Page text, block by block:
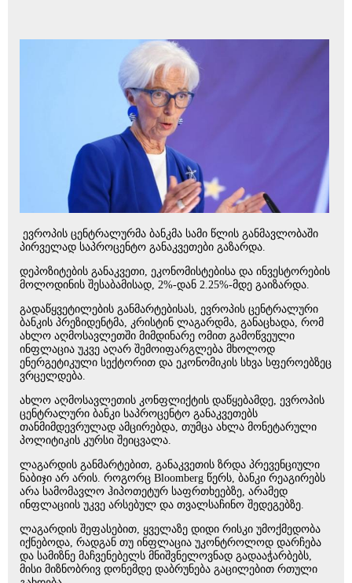
ევროპის ცენტრალურმა ბანკმა სამი წლის განმავლობაში
პირველად საპროცენტო განაკვეთები გაზარდა.
დეპოზიტების განაკვეთი, ეკონომისტებისა და ინვესტორების
მოლოდინის შესაბამისად, 2%-დან 2.25%-მდე გაიზარდა.
გადაწყვეტილების განმარტებისას, ევროპის ცენტრალური
ბანკის პრეზიდენტმა, კრისტინ ლაგარდმა, განაცხადა, რომ
ახლო აღმოსავლეთში მიმდინარე ომით გამოწვეული
ინფლაცია უკვე აღარ შემოიფარგლება მხოლოდ
ენერგეტიკული სექტორით და ეკონომიკის სხვა სფეროებზეც
ვრცელდება.
ახლო აღმოსავლეთის კონფლიქტის დაწყებამდე, ევროპის
ცენტრალური ბანკი საპროცენტო განაკვეთებს
თანმიმდევრულად ამცირებდა, თუმცა ახლა მონეტარული
პოლიტიკის კურსი შეიცვალა.
ლაგარდის განმარტებით, განაკვეთის ზრდა პრევენციული
ნაბიჯი არ არის. როგორც Bloomberg წერს, ბანკი რეაგირებს
არა სამომავლო ჰიპოთეტურ საფრთხეებზე, არამედ
ინფლაციის უკვე არსებულ და თვალსაჩინო შედეგებზე.
ლაგარდის შეფასებით, ყველაზე დიდი რისკი უმოქმედობა
იქნებოდა, რადგან თუ ინფლაცია უკონტროლოდ დარჩება
და სამიზნე მაჩვენებელს მნიშვნელოვნად გადააჭარბებს,
მისი მიზნობრივ დონემდე დაბრუნება გაცილებით რთული